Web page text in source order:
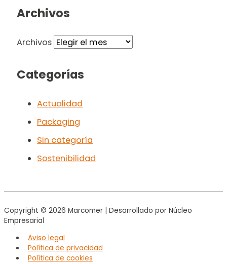
Archivos
Archivos
Categorías
Actualidad
Packaging
Sin categoría
Sostenibilidad
Copyright © 2026 Marcomer | Desarrollado por Núcleo
Empresarial
Aviso legal
Política de privacidad
Política de cookies